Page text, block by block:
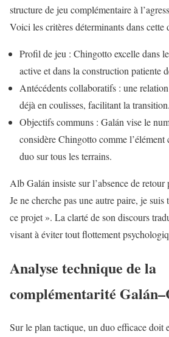
structure de jeu complémentaire à
Voici les critères déterminants dans cette
Profil de jeu : Chingotto excelle dans
active et dans la construction patiente
Antécédents collaboratifs : une
déjà en coulisses, facilitant la transition.
Objectifs communs : Galán vise le
considère Chingotto comme l’élément
duo sur tous les terrains.
Alb Galán insiste sur l’absence de
Je ne cherche pas une autre paire, je suis
ce projet ». La clarté de son discours
visant à éviter tout flottement
Analyse technique de la
complémentarité
Sur le plan tactique, un duo efficace doit